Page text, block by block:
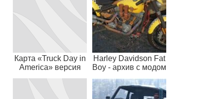
Карта «Truck Day in
America» версия
Harley Davidson Fat
Boy - архив с модом